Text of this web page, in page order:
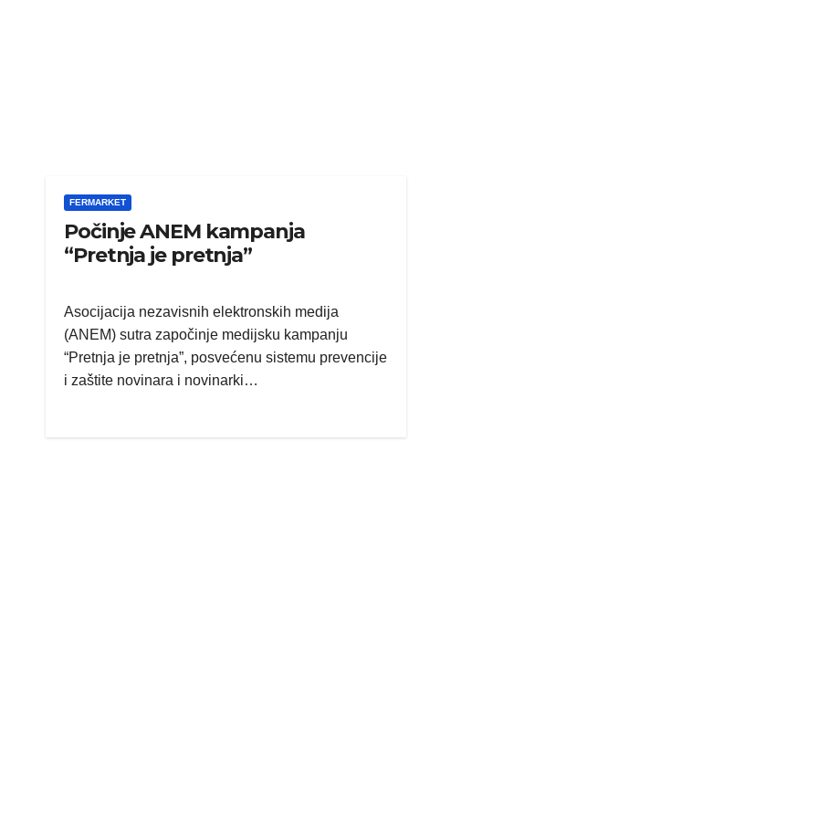
FERMARKET
Počinje ANEM kampanja
“Pretnja je pretnja”
Asocijacija nezavisnih elektronskih medija
(ANEM) sutra započinje medijsku kampanju
“Pretnja je pretnja”, posvećenu sistemu prevencije
i zaštite novinara i novinarki…